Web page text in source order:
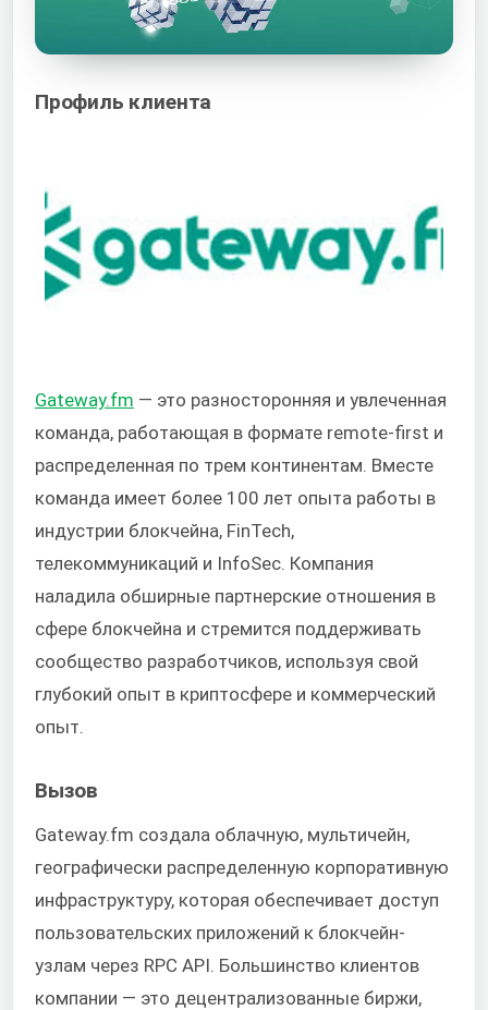
Профиль клиента
Gateway.fm — это разносторонняя и увлеченная
команда, работающая в формате remote-first и
распределенная по трем континентам. Вместе
команда имеет более 100 лет опыта работы в
индустрии блокчейна, FinTech,
телекоммуникаций и InfoSec. Компания
наладила обширные партнерские отношения в
сфере блокчейна и стремится поддерживать
сообщество разработчиков, используя свой
глубокий опыт в криптосфере и коммерческий
опыт.
Вызов
Gateway.fm создала облачную, мультичейн,
географически распределенную корпоративную
инфраструктуру, которая обеспечивает доступ
пользовательских приложений к блокчейн-
узлам через RPC API. Большинство клиентов
компании — это децентрализованные биржи,